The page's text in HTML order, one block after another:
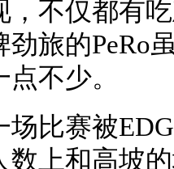
，不仅都有
旅的PeRo
不少。
场比赛被
数上和高坡